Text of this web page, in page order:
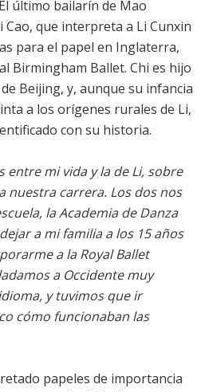
último bailarín de Mao
que interpreta a Li Cunxin
para el papel en Inglaterra,
Birmingham Ballet. Chi es hijo
Beijing, y, aunque su infancia
a los orígenes rurales de Li,
con su historia.
entre mi vida y la de Li, sobre
nuestra carrera. Los dos nos
la Academia de Danza
a mi familia a los 15 años
a la Royal Ballet
a Occidente muy
y tuvimos que ir
cómo funcionaban las
papeles de importancia